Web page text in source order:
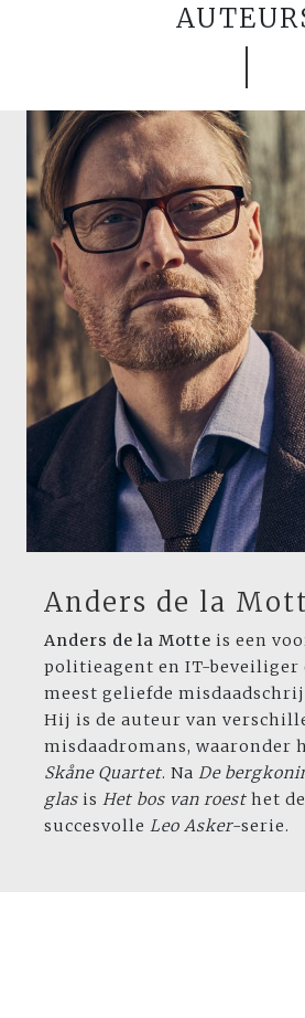
Anders de la
Anders de la Motte is een
politieagent en IT-beveiliger
meest geliefde
Hij is de auteur van
misdaadromans, waaronder
Skåne Quartet. Na De
glas is Het bos van roest het
succesvolle Leo Asker-serie.